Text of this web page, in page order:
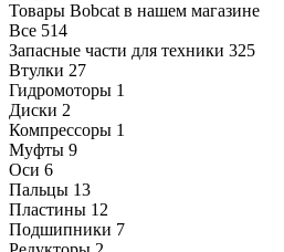
Товары Bobcat в нашем магазине
Все 514
Запасные части для техники 325
Втулки 27
Гидромоторы 1
Диски 2
Компрессоры 1
Муфты 9
Оси 6
Пальцы 13
Пластины 12
Подшипники 7